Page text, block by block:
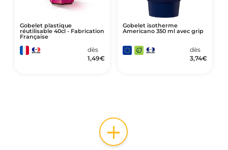
Gobelet plastique
réutilisable 40cl - Fabrication
Française
dès
1,49€
Gobelet isotherme
Americano 350 ml avec grip
dès
3,74€
+